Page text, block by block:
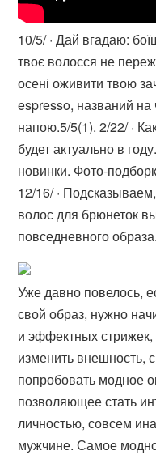
10/5/ · Дай вгадаю:
твоє волосся не
осені оживити твою
espresso, названий на
напою.5/5(1). 2/22/ ·
будет актуально в
новинки. Фото-
12/16/ ·
волос для брюнеток
повседневного образа.
Уже давно повелось,
свой образ, нужно
и эффектных
изменить внешность,
попробовать модное
позволяющее стать
личностью, совсем
мужчине. Самое